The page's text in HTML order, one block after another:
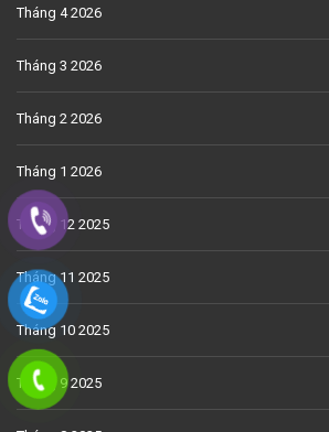
Tháng 4 2026
Tháng 3 2026
Tháng 2 2026
Tháng 1 2026
Tháng 12 2025
Tháng 11 2025
Tháng 10 2025
Tháng 9 2025